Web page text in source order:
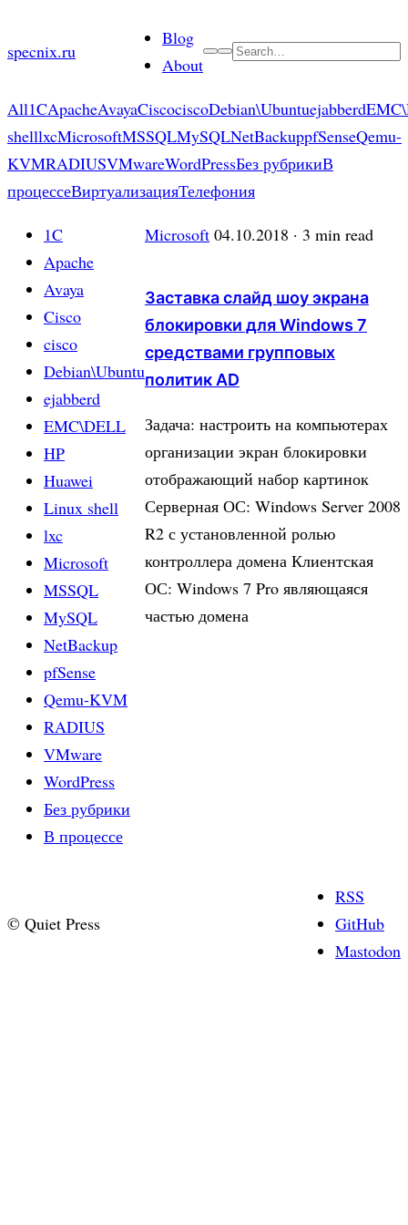
to
specnix.ru
Blog
About
Search
All1CApacheAvayaCiscociscoDebian\Ubuntuejabberd
shelllxcMicrosoftMSSQLMySQLNetBackuppfSenseQemu-
KVMRADIUSVMwareWordPressБез рубрикиВ
процессеВиртуализацияТелефония
1C
Apache
Avaya
Cisco
cisco
Debian\Ubuntu
ejabberd
EMC\DELL
HP
Huawei
Linux shell
lxc
Microsoft
MSSQL
MySQL
NetBackup
pfSense
Qemu-KVM
RADIUS
VMware
WordPress
Без рубрики
В процессе
Microsoft 04.10.2018 · 3 min read
Заставка слайд шоу экрана
блокировки для Windows 7
средствами групповых
политик AD
Задача: настроить на компьютерах
организации экран блокировки
отображающий набор картинок
Серверная ОС: Windows Server 2008
R2 с установленной ролью
контроллера домена Клиентская
ОС: Windows 7 Pro являющаяся
частью домена
© Quiet Press
RSS
GitHub
Mastodon